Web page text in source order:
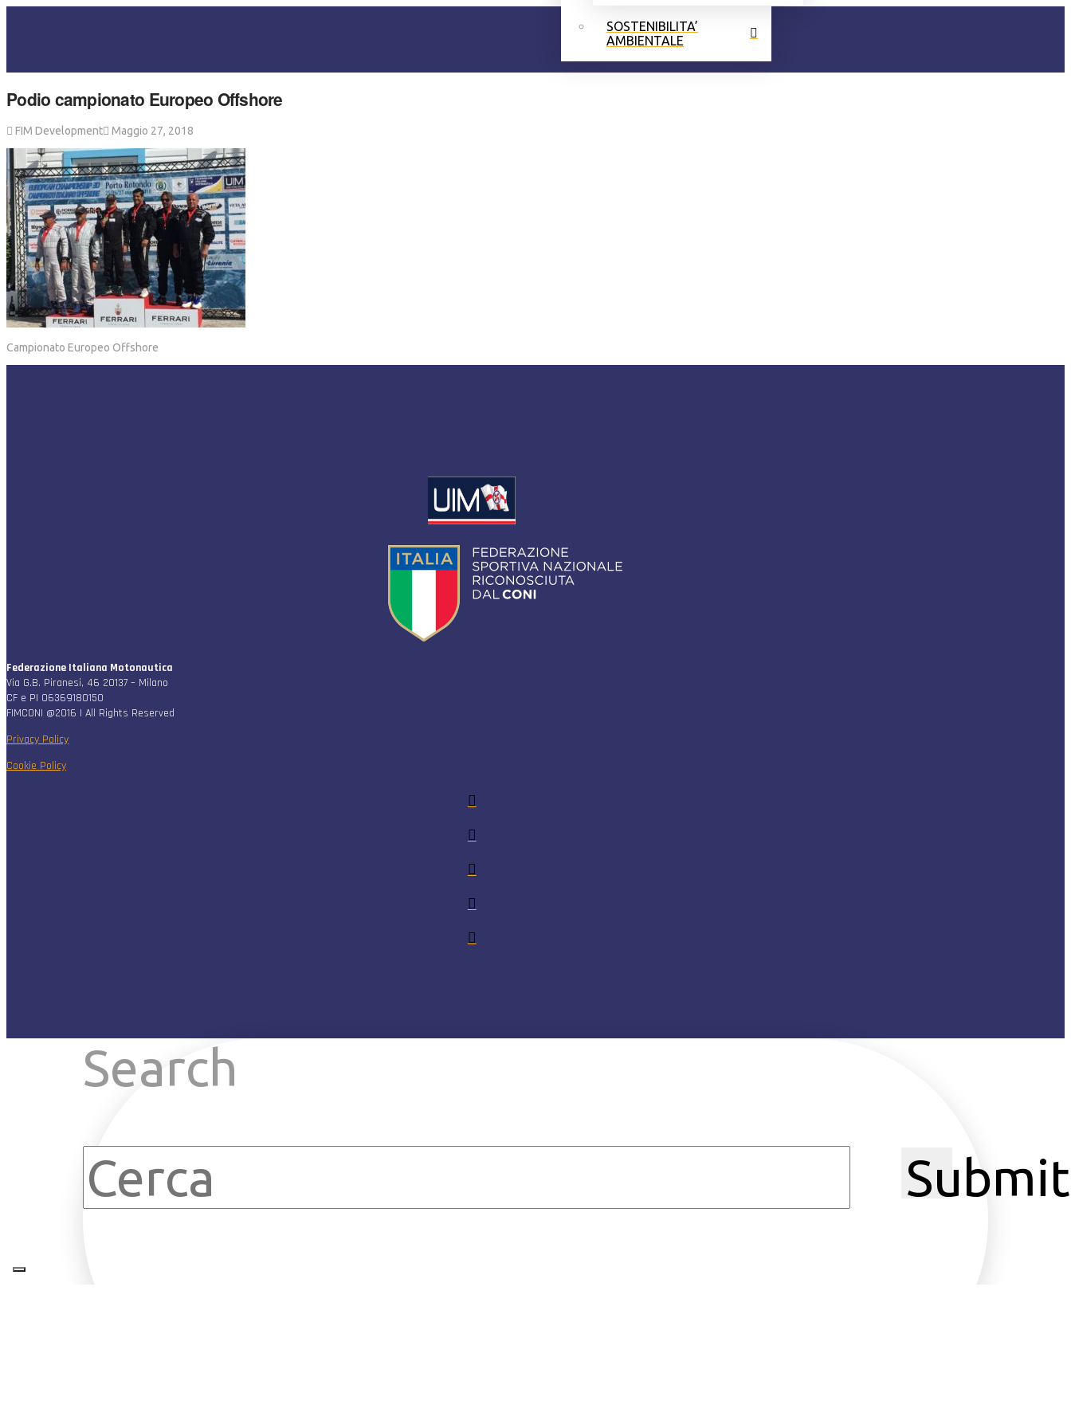
SOSTENIBILITA’
AMBIENTALE
Podio campionato Europeo Offshore
FIM Development Maggio 27, 2018
Campionato Europeo Offshore
Federazione Italiana Motonautica
Via G.B. Piranesi, 46 20137 – Milano
CF e PI 06369180150
FIMCONI @2016 | All Rights Reserved
Privacy Policy
Cookie Policy
Search
Submit